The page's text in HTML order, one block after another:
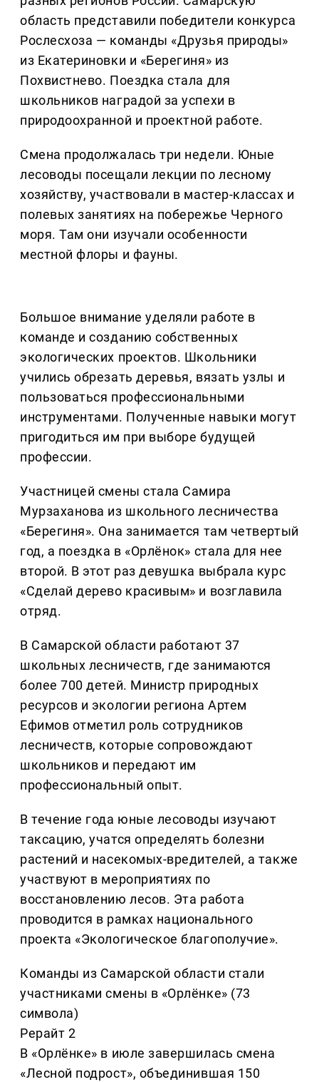
область представили победители конкурса
Рослесхоза — команды «Друзья природы»
из Екатериновки и «Берегиня» из
Похвистнево. Поездка стала для
школьников наградой за успехи в
природоохранной и проектной работе.
Смена продолжалась три недели. Юные
лесоводы посещали лекции по лесному
хозяйству, участвовали в мастер-классах и
полевых занятиях на побережье Черного
моря. Там они изучали особенности
местной флоры и фауны.
Большое внимание уделяли работе в
команде и созданию собственных
экологических проектов. Школьники
учились обрезать деревья, вязать узлы и
пользоваться профессиональными
инструментами. Полученные навыки могут
пригодиться им при выборе будущей
профессии.
Участницей смены стала Самира
Мурзаханова из школьного лесничества
«Берегиня». Она занимается там четвертый
год, а поездка в «Орлёнок» стала для нее
второй. В этот раз девушка выбрала курс
«Сделай дерево красивым» и возглавила
отряд.
В Самарской области работают 37
школьных лесничеств, где занимаются
более 700 детей. Министр природных
ресурсов и экологии региона Артем
Ефимов отметил роль сотрудников
лесничеств, которые сопровождают
школьников и передают им
профессиональный опыт.
В течение года юные лесоводы изучают
таксацию, учатся определять болезни
растений и насекомых-вредителей, а также
участвуют в мероприятиях по
восстановлению лесов. Эта работа
проводится в рамках национального
проекта «Экологическое благополучие».
Команды из Самарской области стали
участниками смены в «Орлёнке» (73
символа)
Рерайт 2
В «Орлёнке» в июле завершилась смена
«Лесной подрост», объединившая 150